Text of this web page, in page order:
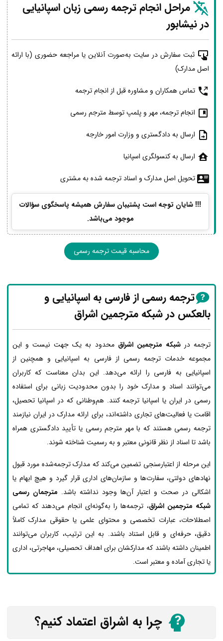
مراحل انجام ترجمه رسمی زبان اسپانیایی
در نیشابور
ثبت سفارش در سایت به‌صورت آنلاین یا مراجعه حضوری (با ارائه
اصل مدارک)
تماس همکاران و مشاوره قبل از انجام ترجمه
انجام ترجمه، مهر و پلمپ توسط مترجم رسمی
ارسال به دادگستری و وزارت امور خارجه
ارسال به کنسولگری اسپانیا
تحویل اصل مدارک و اسناد ترجمه شده به مشتری
!!! شایان توجه است پشتیبان سفارش همیشه پاسخگوی سؤالات
موجود می‌باشد.
محاسبه قیمت ترجمه رسمی
ترجمه رسمی از فارسی به اسپانیایی و
بالعکس در شبکه مترجمین اشراق
ترجمه درشبکه مترجمین اشراق محدود به یک جهت نیست و این
مجموعه خدمات ترجمه رسمی از فارسی به اسپانیایی و همچنین از
اسپانیایی به فارسی را ارائه می‌دهد. این بدان معناست که کاربران
می‌توانند اسناد و مدارک خود را بدون محدودیت زبانی برای استفاده
رسمی در ایران یا اسپانیا ترجمه کنند. هم‌وطنانی که در اسپانیا تحصیل،
اقامت یا فعالیت‌های تجاری داشته‌اند، برای ارائه مدارک در ایران نیازمند
ترجمه رسمی هستند که با مهر مترجم رسمی یا تأیید دادگستری همراه
باشد تا اسناد از نظر قانونی معتبر و به رسمیت شناخته شوند.
این مرحله از اعتبارسنجی تضمین می‌کند که مدارک ترجمه‌شده مورد قبول
نهادهای دولتی، سفارت‌ها و سازمان‌های اداری قرار گیرد و هیچ ابهام یا
اشکالی در صحت و اعتبار آن‌ها وجود نداشته باشد. مترجمان رسمی
شبکه مترجمین اشراق، ترجمه‌ها را به‌گونه‌ای انجام می‌دهند که تمامی
اصطلاحات، عبارات تخصصی و محتوای علمی یا حقوقی مدارک کاملاً
دقیق، حرفه‌ای و قابل استناد باشند. به این ترتیب، کاربران می‌توانند
اطمینان داشته باشند که مدارکشان برای اهداف تحصیلی، مهاجرتی، اداری
یا تجاری آماده و معتبر است.
چرا به اشراق اعتماد کنیم؟